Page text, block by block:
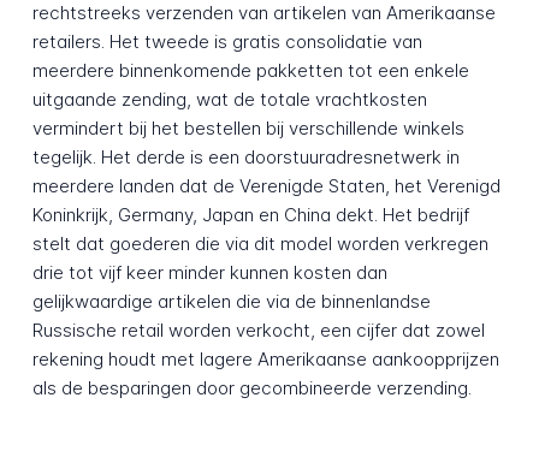
rechtstreeks verzenden van artikelen van Amerikaanse
retailers. Het tweede is gratis consolidatie van
meerdere binnenkomende pakketten tot een enkele
uitgaande zending, wat de totale vrachtkosten
vermindert bij het bestellen bij verschillende winkels
tegelijk. Het derde is een doorstuuradres­netwerk in
meerdere landen dat de Verenigde Staten, het Verenigd
Koninkrijk, Germany, Japan en China dekt. Het bedrijf
stelt dat goederen die via dit model worden verkregen
drie tot vijf keer minder kunnen kosten dan
gelijkwaardige artikelen die via de binnenlandse
Russische retail worden verkocht, een cijfer dat zowel
rekening houdt met lagere Amerikaanse aankoopprijzen
als de besparingen door gecombineerde verzending.